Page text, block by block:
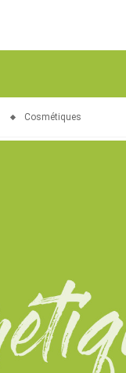
Cosmétiques